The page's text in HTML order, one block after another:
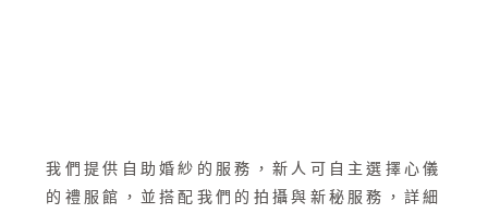
我們提供自助婚紗的服務，新人可自主選擇心儀
的禮服館，並搭配我們的拍攝與新秘服務，詳細